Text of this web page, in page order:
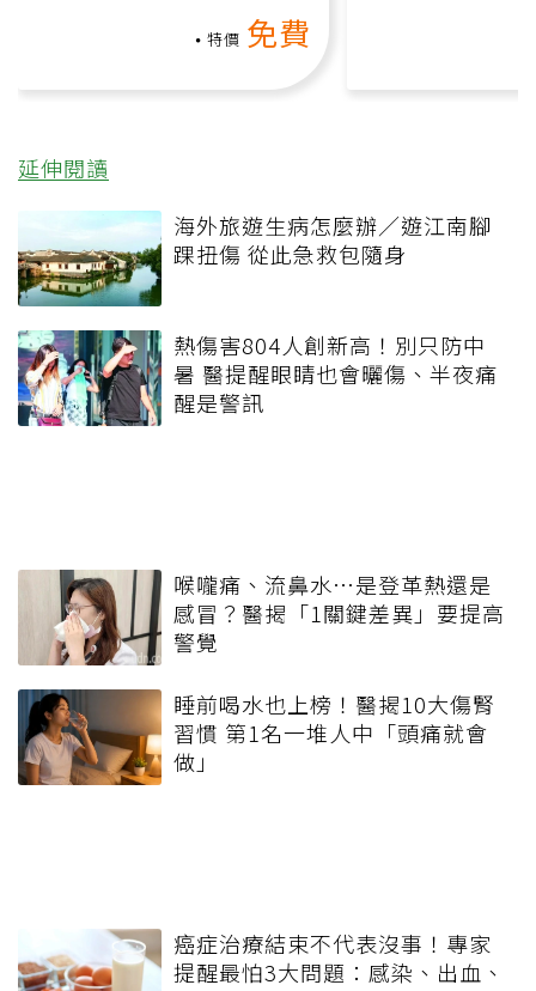
特價 免費
延伸閱讀
海外旅遊生病怎麼辦／遊江南腳
踝扭傷 從此急救包隨身
熱傷害804人創新高！別只防中
暑 醫提醒眼睛也會曬傷、半夜痛
醒是警訊
喉嚨痛、流鼻水⋯是登革熱還是
感冒？醫揭「1關鍵差異」要提高
警覺
睡前喝水也上榜！醫揭10大傷腎
習慣 第1名一堆人中「頭痛就會
做」
癌症治療結束不代表沒事！專家
提醒最怕3大問題：感染、出血、